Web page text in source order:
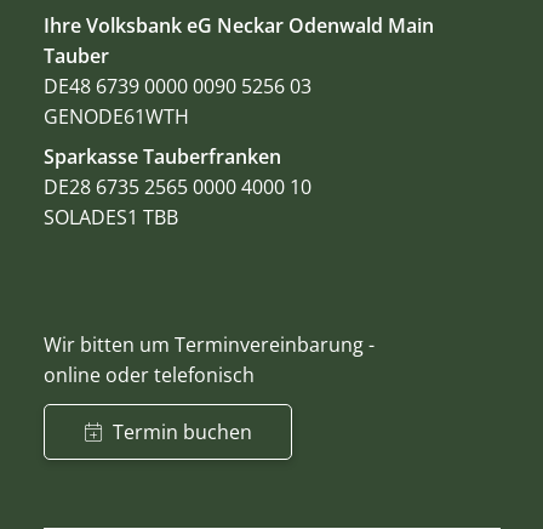
Ihre Volksbank eG Neckar Odenwald Main
Tauber
DE48 6739 0000 0090 5256 03
GENODE61WTH
Sparkasse Tauberfranken
DE28 6735 2565 0000 4000 10
SOLADES1 TBB
Wir bitten um Terminvereinbarung -
online oder telefonisch
Termin buchen